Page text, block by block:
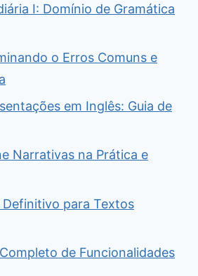
I: Domínio de Gramática
o Erros Comuns e
em Inglês: Guia de
Narrativas na Prática e
Definitivo para Textos
de Funcionalidades